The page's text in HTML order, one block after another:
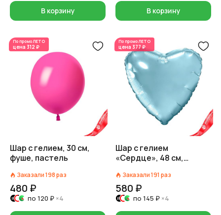
В корзину В корзину
По промоЛЕТО
цена 312 ₽
Шар с гелием, 30 см,
фуше, пастель
Заказали198раз
480 ₽
по 120 ₽ ×4
По промоЛЕТО
цена 377 ₽
Шар с гелием
«Сердце», 48 см,
Заказали191 раз
580 ₽
по 145 ₽ ×4